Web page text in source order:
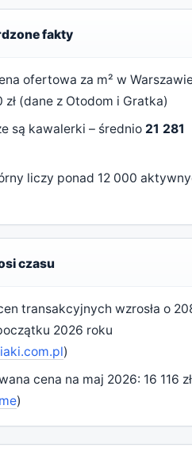
fakty
ofertowa za m² w
zł (dane z Otodom i Gratka)
są kawalerki – średnio 21 281
liczy ponad 12 000
czasu
transakcyjnych wzrosła o
2026 roku
)
cena na maj 2026: 16 116
)